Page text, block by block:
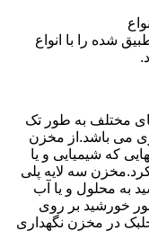
شده را با انواع
های مختلف به طور تک
می باشد.از مخزن
که شیمیایی و یا
سه لایه پلی
به محلول و یا آب
خورشید بر روی
در مخزن نگهداری